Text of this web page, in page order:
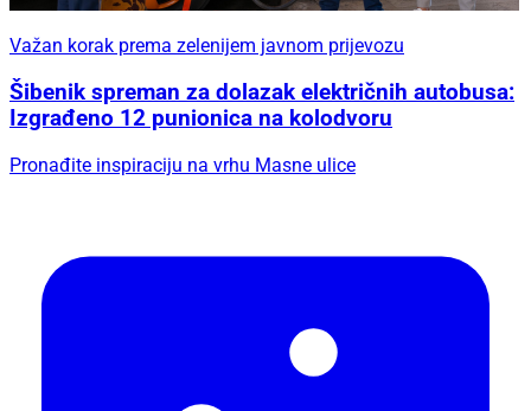
Važan korak prema zelenijem javnom prijevozu
Šibenik spreman za dolazak električnih autobusa:
Izgrađeno 12 punionica na kolodvoru
Pronađite inspiraciju na vrhu Masne ulice